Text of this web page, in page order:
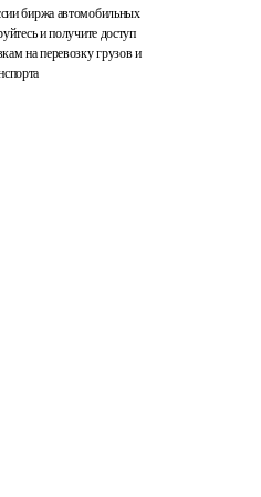
биржа автомобильных
и получите доступ
на перевозку грузов и